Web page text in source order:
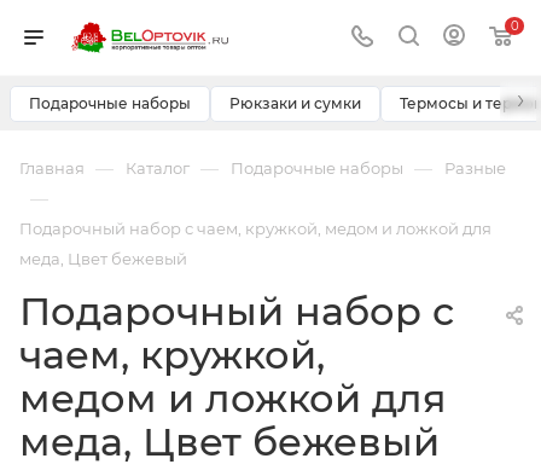
0
Подарочные наборы Рюкзаки и сумки Термосы и ›
Главная — Каталог — Подарочные наборы — Разные
—
Подарочный набор с чаем, кружкой, медом и ложкой для
меда, Цвет бежевый
Подарочный набор с
чаем, кружкой,
медом и ложкой для
меда, Цвет бежевый